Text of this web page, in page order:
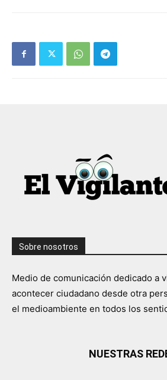
Sobre nosotros
Medio de comunicación dedicado a
acontecer ciudadano desde otra
el medioambiente en todos los
NUESTRAS